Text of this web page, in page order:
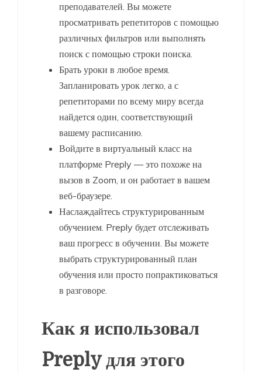
преподавателей. Вы можете
просматривать репетиторов с помощью
различных фильтров или выполнять
поиск с помощью строки поиска.
Брать уроки в любое время.
Запланировать урок легко, а с
репетиторами по всему миру всегда
найдется один, соответствующий
вашему расписанию.
Войдите в виртуальный класс на
платформе Preply — это похоже на
вызов в Zoom, и он работает в вашем
веб-браузере.
Наслаждайтесь структурированным
обучением. Preply будет отслеживать
ваш прогресс в обучении. Вы можете
выбрать структурированный план
обучения или просто попрактиковаться
в разговоре.
Как я использовал
Preply для этого